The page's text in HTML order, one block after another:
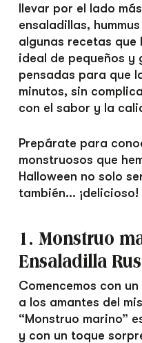
llevar por el lado
ensaladillas,
algunas recetas
ideal de pequeños y
pensadas para que
minutos, sin
con el sabor y la
Prepárate para
monstruosos que
Halloween no solo
también… ¡delicioso!
1. Monstruo
Ensaladilla
Comencemos con
a los amantes del
“Monstruo marino”
y con un toque